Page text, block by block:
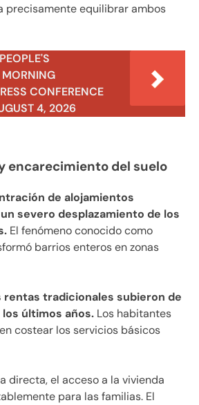
precisamente equilibrar ambos
CONFERENCE
4, 2026
encarecimiento del suelo
de alojamientos
severo desplazamiento de los
El fenómeno conocido como
barrios enteros en zonas
rentas tradicionales subieron de
últimos años. Los habitantes
costear los servicios básicos
directa, el acceso a la vivienda
para las familias. El